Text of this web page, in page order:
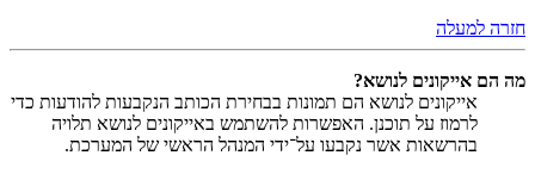
חזרה למעלה
מה הם אייקונים לנושא?
אייקונים לנושא הם תמונות בבחירת הכותב הנקבעות להודעות כדי
לרמוז על תוכנן. האפשרות להשתמש באייקונים לנושא תלויה
בהרשאות אשר נקבעו על־ידי המנהל הראשי של המערכת.